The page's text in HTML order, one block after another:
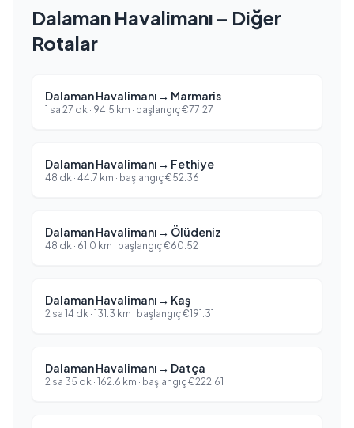
Dalaman Havalimanı – Diğer
Rotalar
Dalaman Havalimanı → Marmaris
1 sa 27 dk · 94.5 km · başlangıç€77.27
Dalaman Havalimanı → Fethiye
48 dk · 44.7 km · başlangıç€52.36
Dalaman Havalimanı → Ölüdeniz
48 dk · 61.0 km · başlangıç€60.52
Dalaman Havalimanı → Kaş
2 sa 14 dk · 131.3 km · başlangıç€191.31
Dalaman Havalimanı → Datça
2 sa 35 dk · 162.6 km · başlangıç€222.61